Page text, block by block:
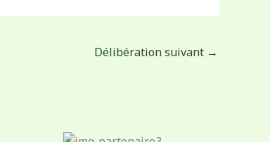
Délibération suivant →